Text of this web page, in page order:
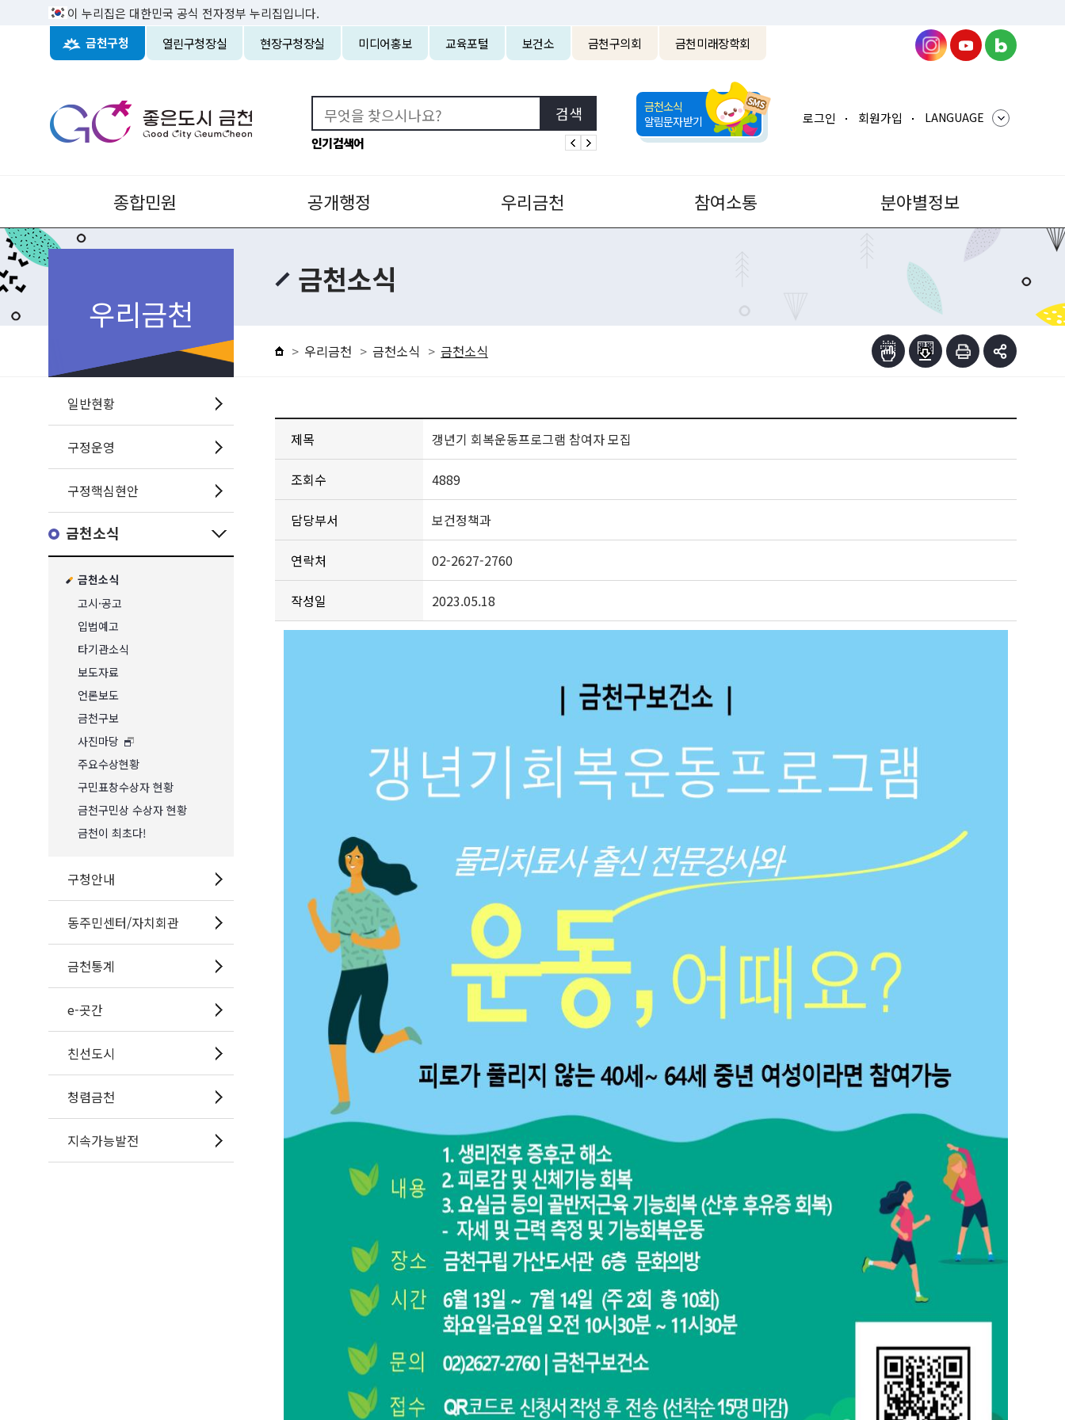
이 누리집은 대한민국 공식 전자정부 누리집입니다.
금천구청 열린구청장실 현장구청장실 미디어홍보 교육포털 보건소 금천구의회 금천미래장학회
인기검색어
금천소식
알림문자받기
로그인 회원가입 LANGUAGE
종합민원 공개행정 우리금천 참여소통 분야별정보
우리금천
일반현황
구정운영
구정핵심현안
금천소식
금천소식
고시·공고
입법예고
타기관소식
보도자료
언론보도
금천구보
사진마당
주요수상현황
구민표창수상자 현황
금천구민상 수상자 현황
금천이 최초다!
구청안내
동주민센터/자치회관
금천통계
e-곳간
친선도시
청렴금천
지속가능발전
금천소식
우리금천 금천소식 금천소식
제목 갱년기 회복운동프로그램 참여자 모집
조회수 4889
담당부서 보건정책과
연락처 02-2627-2760
작성일 2023.05.18